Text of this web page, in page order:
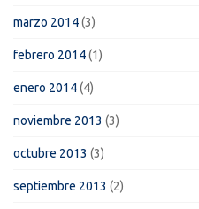
marzo 2014(3)
febrero 2014(1)
enero 2014(4)
noviembre 2013 (3)
octubre 2013 (3)
septiembre 2013 (2)